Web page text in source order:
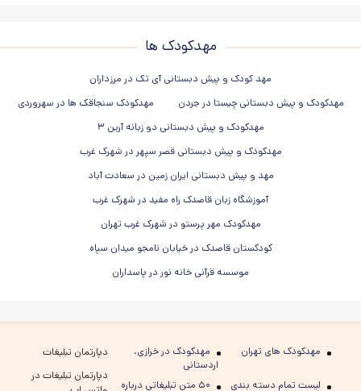
مهدکودک ها
مهد کودک و پیش دبستانی آی تک در مرزداران
مهدکودک و پیش دبستانی چیستا در جردن
مهدکودک سنجاقک ها در سهروردی
مهدکودک و پیش دبستانی دو زبانه آرین ۳
مهدکودک و پیش دبستانی قصر سپهر در شهرک غرب
مهد و پیش دبستانی ایران زمین در سعادت آباد
آموزشگاه زبان قاصدک راه مفید در شهرک غرب
مهدکودک مهر پرستو در شهرک غرب تهران
کودکستان قاصدک در خیابان نامجو میدان سپاه
موسسه قرآنی خانه نور در پاسداران
مهدکودک های تهران
مهدکودک در خرازی،
اردستانی
لیست تمام دسته بندی
۵۰ متن تبلیغاتی درباره
دپارتمان تبلیغات
دپارتمان تبلیغات در